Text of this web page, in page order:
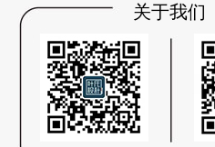
关于我们